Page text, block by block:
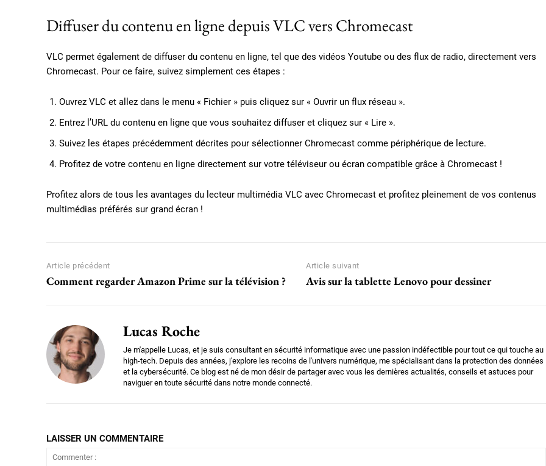
Diffuser du contenu en ligne depuis VLC vers Chromecast
VLC permet également de diffuser du contenu en ligne, tel que des vidéos Youtube ou des flux de radio, directement vers
Chromecast. Pour ce faire, suivez simplement ces étapes :
Ouvrez VLC et allez dans le menu « Fichier » puis cliquez sur « Ouvrir un flux réseau ».
Entrez l’URL du contenu en ligne que vous souhaitez diffuser et cliquez sur « Lire ».
Suivez les étapes précédemment décrites pour sélectionner Chromecast comme périphérique de lecture.
Profitez de votre contenu en ligne directement sur votre téléviseur ou écran compatible grâce à Chromecast !
Profitez alors de tous les avantages du lecteur multimédia VLC avec Chromecast et profitez pleinement de vos contenus
multimédias préférés sur grand écran !
Article précédent
Comment regarder Amazon Prime sur la télévision ?
Article suivant
Avis sur la tablette Lenovo pour dessiner
Lucas Roche
Je m'appelle Lucas, et je suis consultant en sécurité informatique avec une passion indéfectible pour tout ce qui touche au
high-tech. Depuis des années, j'explore les recoins de l'univers numérique, me spécialisant dans la protection des données
et la cybersécurité. Ce blog est né de mon désir de partager avec vous les dernières actualités, conseils et astuces pour
naviguer en toute sécurité dans notre monde connecté.
LAISSER UN COMMENTAIRE